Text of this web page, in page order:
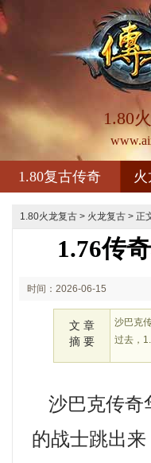
1.80
1.80复古传奇
1.80火龙复古 > 火龙复古 > 正
1.76传
时间：2026-06-15
文 章
摘 要
沙巴克
过去，
沙巴克传奇
的战士跳出